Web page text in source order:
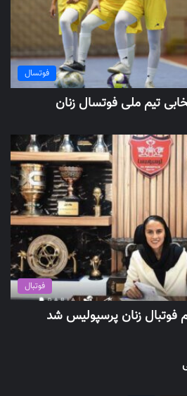
فوتسال
تیم ملی فوتسال زنان
فوتبال
فوتبال زنان پرسپولیس شد